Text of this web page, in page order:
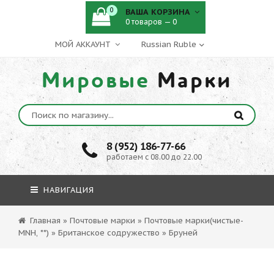
МОЙ АККАУНТ
Мировые Марки
8 (952) 186-77-66
работаем с 08.00 до 22.00
0 ВАША КОРЗИНА
0 товаров — 0
НАВИГАЦИЯ
Главная » Почтовые марки » Почтовые марки(чистые-
MNH, **) » Британское содружество » Бруней